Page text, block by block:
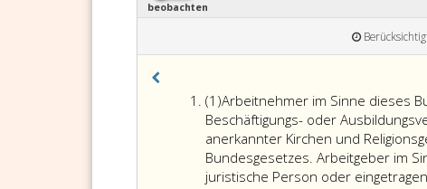
beobachten
(1)Absatz
eins
Arbeitnehmer im Sinne dieses
Beschäftigungs- oder
anerkannter Kirchen und
Bundesgesetzes. Arbeitgeber im
juristische Person oder